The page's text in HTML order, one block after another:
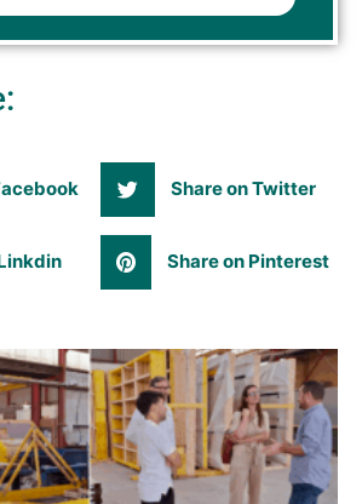
Click Here
Share on Twitter
Share on Pinterest